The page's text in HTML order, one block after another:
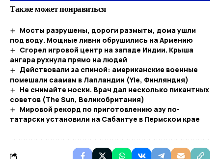
Также может понравиться
Мосты разрушены, дороги размыты, дома ушли
под воду. Мощные ливни обрушились на Армению
Сгорел игровой центр на западе Индии. Крыша
ангара рухнула прямо на людей
Действовали за спиной: американские военные
помешали саамам в Лапландии (Yle, Финляндия)
Не снимайте носки. Врач дал несколько пикантных
советов (The Sun, Великобритания)
Мировой рекорд по приготовлению азу по-
татарски установили на Сабантуе в Пермском крае